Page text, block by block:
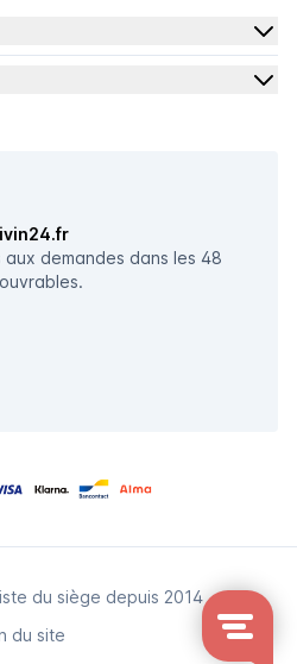
demandes dans les 48
du siège depuis 2014
du site